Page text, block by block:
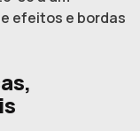
efeitos e bordas